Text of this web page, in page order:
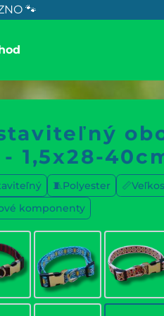
🐾
- 1,5x28-
🧵Polyester
komponenty